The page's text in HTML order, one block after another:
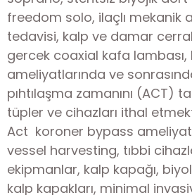
freedom solo, ilaçlı mekanik
tedavisi, kalp ve damar
gercek coaxial kafa lambası,
ameliyatlarında ve
pıhtılaşma zamanını (ACT)
tüpler ve cihazları ithal
Act koroner bypass
vessel harvesting, tıbbi
ekipmanlar, kalp kapağı,
kalp kapakları, minimal